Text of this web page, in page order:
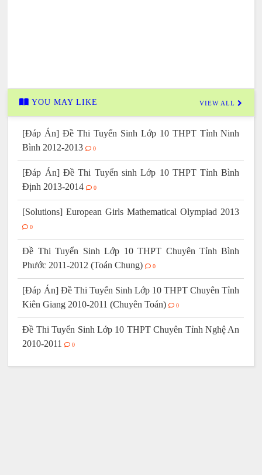
YOU MAY LIKE VIEW ALL
[Đáp Án] Đề Thi Tuyển Sinh Lớp 10 THPT Tỉnh Ninh
Bình 2012-2013
0
[Đáp Án] Đề Thi Tuyển sinh Lớp 10 THPT Tỉnh Bình
Định 2013-2014
0
[Solutions] European Girls Mathematical Olympiad 2013
0
Đề Thi Tuyển Sinh Lớp 10 THPT Chuyên Tỉnh Bình
Phước 2011-2012 (Toán Chung)
0
[Đáp Án] Đề Thi Tuyển Sinh Lớp 10 THPT Chuyên Tỉnh
Kiên Giang 2010-2011 (Chuyên Toán)
0
Đề Thi Tuyển Sinh Lớp 10 THPT Chuyên Tỉnh Nghệ An
2010-2011
0